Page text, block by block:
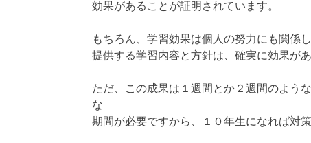
効果があることが証明されています。
もちろん、学習効果は個人の努力にも関係
提供する学習内容と方針は、確実に効果が
ただ、この成果は１週間とか２週間のよう
な
期間が必要ですから、１０年生になれば対